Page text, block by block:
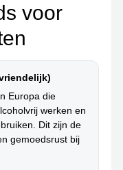
voor
Europa die
werken en
Dit zijn de
gemoedsrust bij